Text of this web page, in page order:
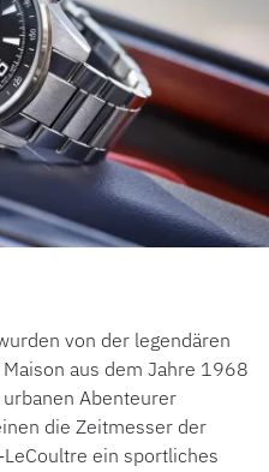
von der legendären
aus dem Jahre 1968
Abenteurer
die Zeitmesser der
ein sportliches